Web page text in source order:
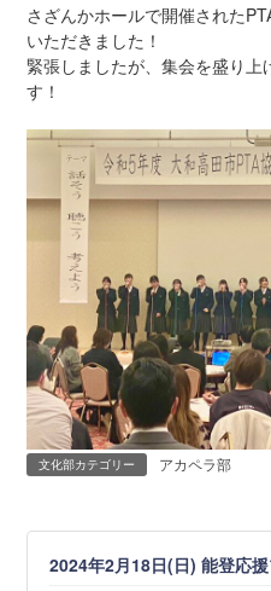
さざんかホールで開催された
いただきました！
緊張しましたが、集会を盛り
す！
文化部カテゴリー アカペラ部
2024年2月18日(日) 能登応